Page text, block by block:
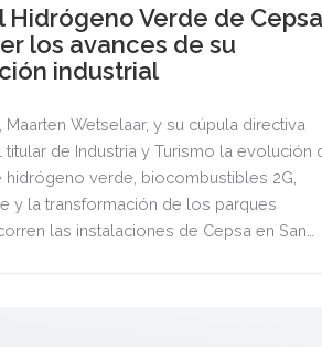
Hidrógeno Verde de
los avances de su
industrial
Maarten Wetselaar, y su cúpula directiva
de Industria y Turismo la evolución
verde, biocombustibles 2G,
y la transformación de los parques
las instalaciones de Cepsa en San